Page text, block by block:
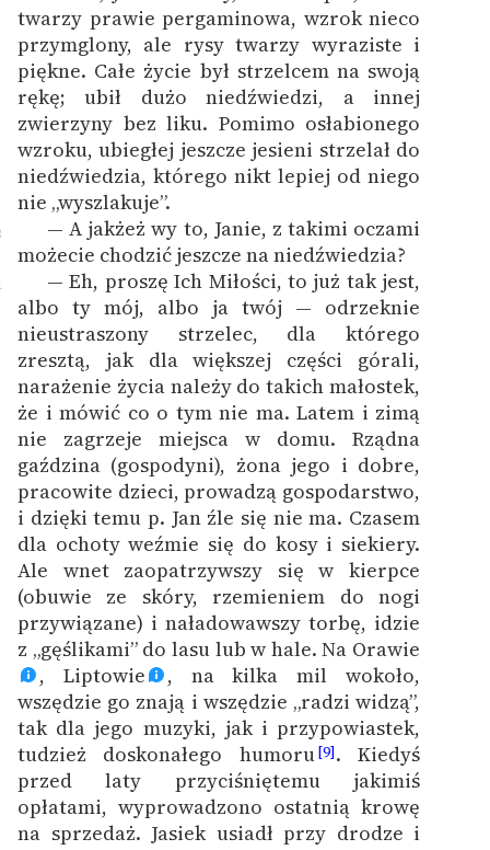
twarzy prawie pergaminowa, wzrok nieco
przymglony, ale rysy twarzy wyraziste i
piękne. Całe życie był strzelcem na swoją
rękę; ubił dużo niedźwiedzi, a innej
zwierzyny bez liku. Pomimo osłabionego
wzroku, ubiegłej jeszcze jesieni strzelał do
niedźwiedzia, którego nikt lepiej od niego
nie „wyszlakuje”.
— A jakżeż wy to, Janie, z takimi oczami
możecie chodzić jeszcze na niedźwiedzia?
— Eh, proszę Ich Miłości, to już tak jest,
albo ty mój, albo ja twój — odrzeknie
nieustraszony strzelec, dla którego
zresztą, jak dla większej części górali,
narażenie życia należy do takich małostek,
że i mówić co o tym nie ma. Latem i zimą
nie zagrzeje miejsca w domu. Rządna
gaździna (gospodyni), żona jego i dobre,
pracowite dzieci, prowadzą gospodarstwo,
i dzięki temu p. Jan źle się nie ma. Czasem
dla ochoty weźmie się do kosy i siekiery.
Ale wnet zaopatrzywszy się w kierpce
(obuwie ze skóry, rzemieniem do nogi
przywiązane) i naładowawszy torbę, idzie
z „gęślikami” do lasu lub w hale. Na Orawie
, Liptowie
, na kilka mil wokoło,
wszędzie go znają i wszędzie „radzi widzą”,
tak dla jego muzyki, jak i przypowiastek,
tudzież doskonałego humoru[9]. Kiedyś
przed laty przyciśniętemu jakimiś
opłatami, wyprowadzono ostatnią krowę
na sprzedaż. Jasiek usiadł przy drodze i